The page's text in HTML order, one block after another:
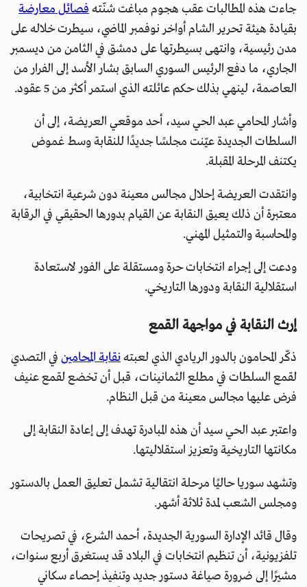
جاءت هذه المطالبات عقب هجوم مباغت شنّتهفصائل معارضة
بقيادة هيئة تحرير الشام أواخر نوفمبر الماضي، سيطرت خلاله على
مدن رئيسية، وانتهى بسيطرتها على دمشق في الثامن من ديسمبر
الجاري، ما دفع الرئيس السوري السابق بشار الأسد إلى الفرار من
العاصمة، لينهي بذلك حكم عائلته الذي استمر أكثر من 5 عقود.
وأشار المحامي عبد الحي سيد، أحد موقعي العريضة، إلى أن
السلطات الجديدة عيّنت مجلسًا جديدًا للنقابة وسط غموض
يكتنف المرحلة المقبلة.
وانتقدت العريضة إحلال مجالس معينة دون شرعية انتخابية،
معتبرة أن ذلك يعيق النقابة عن القيام بدورها الحقيقي في الرقابة
والمحاسبة والتمثيل المهني.
ودعت إلى إجراء انتخابات حرة ومستقلة على الفور لاستعادة
استقلالية النقابة ودورها التاريخي.
إرث النقابة في مواجهة القمع
ذكّر المحامون بالدور الريادي الذي لعبتهنقابة المحامين في التصدي
لقمع السلطات في مطلع الثمانينات، قبل أن تخضع لقمع عنيف
فرض عليها مجالس معينة من قبل النظام.
واعتبر عبد الحي سيد أن هذه المبادرة تهدف إلى إعادة النقابة إلى
مكانتها التاريخية وتعزيز استقلاليتها.
وتشهد سوريا حاليًا مرحلة انتقالية تشمل تعليق العمل بالدستور
ومجلس الشعب لمدة ثلاثة أشهر.
وقال قائد الإدارة السورية الجديدة، أحمد الشرع، في تصريحات
تلفزيونية، أن تنظيم انتخابات في البلاد قد يستغرق أربع سنوات،
مشيرًا إلى ضرورة صياغة دستور جديد وتنفيذ إحصاء سكاني